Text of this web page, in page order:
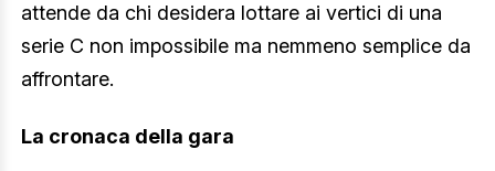
attende da chi desidera lottare ai vertici di una
serie C non impossibile ma nemmeno semplice da
affrontare.
La cronaca della gara